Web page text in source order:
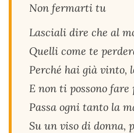
Non fermarti tu
Lasciali dire che al
Quelli come te
Perché hai già vinto,
E non ti possono
Passa ogni tanto la
Su un viso di donna,